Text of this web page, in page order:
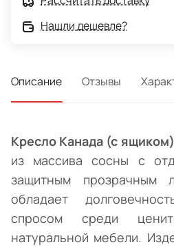
Нашли дешевле?
Описание Отзывы
Кресло Канада (с ящиком)
из массива сосны с
защитным прозрачным
обладает
спросом среди
натуральной мебели.